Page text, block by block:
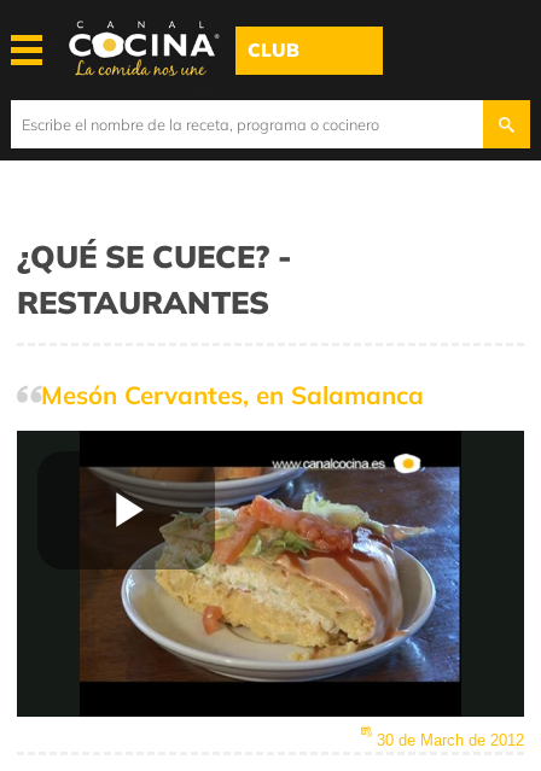
CLUB
¿QUÉ SE CUECE? -
RESTAURANTES
Mesón Cervantes, en Salamanca
Play
Video
30 de March de 2012